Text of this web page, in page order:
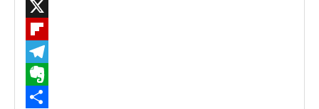
LinkedIn
Flipboard
Telegram
Evernote